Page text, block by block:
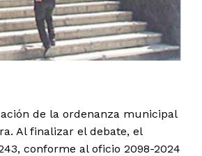
de la ordenanza municipal
Al finalizar el debate, el
conforme al oficio 2098-2024